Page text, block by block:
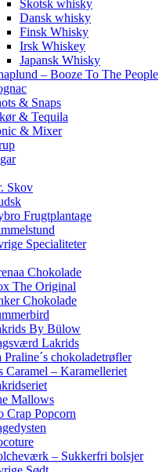
Skotsk whisky
Dansk whisky
Finsk Whisky
Irsk Whiskey
Japansk Whisky
– Booze To The People
& Snaps
& Tequila
& Mixer
Skov
Frugtplantage
Specialiteter
Chokolade
The Original
Chokolade
By Bülow
Lakrids
Praline´s chokoladetrøfler
Caramel – Karamelleriet
Mallows
Crap Popcorn
– Sukkerfri bolsjer